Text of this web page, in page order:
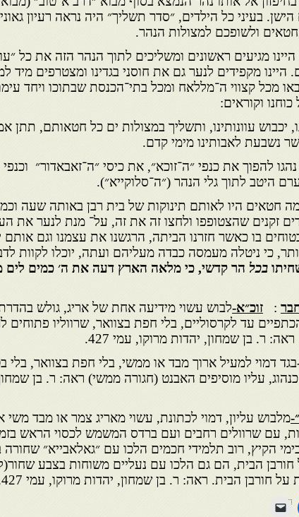
בעיני כל הילדים, ״סדר תשליך״ היה נראה רעיון
ולשופכם למצולות הנהר.
מגיעים ראשונים ומשליכים לתוך הנהר הזה את כל
היינו מקפידים לנער גם את חוסני בגדינו ומצטרפים מיד
מכל קצווי ה־מללאח ומכל בתי־הכנסת שבתוכו ויחד
וקוראים:
יכבוש עוונותינו, ותשליך במצולות ים כל חטאותם, תתן
נשבעת לאבותינו מימי קדם.
להפוך את כנפי ״ה־זוכא״, את כיסי ״ה־זאבאדור״ וכנפי
היטב לתוך גלי הנהר (״ה־סלוקייא״).
חטאים היו לאותם תינוקות של בית רבן באותה שעה
זקנים שהצטופפו ולחצו זה את זה, על־ מנת לנער את
בו כאשר חזרנו הביתה, הרגשנו את עצמנו וגם אותם
כי ניטלה מעמסה כבדה מעליהם ועתה, יוכלו לקוות
בכל הר קדשי, כי מלאה הארץ דעה את ה׳ כמים לים
: זוכ״א-לבוש עשוי מידיעה אחת של אריג, גולש
עד לקרסוליים, בלי חפת בצוואר, שרווליו פתוחים
ר. בן שמחון, יהדות מרוקו, עמי 427.
בגד דמוי למעיל ארוך מבד או ממשי, בלי חפת בצוואר, בלי
עליו מוסיפים האבנט (חגורה ממשי) ראה: ר. בן
מלבוש עליון, דמוי לכתונת, עשוי מאריג צמר או מבד משי
עם שרוולים רחבים ועם ברדס המשמש לכסוי הראש
הקיץ, רוב תלמידי חכמים הלכו עם ״גאלאבייא״ שחורה
חורבן הבית, הם גם הלכו עם נעליים משוחות בצבע
על חורבן הבית. ראה: ר. בן שמחון, יהדות מרוקו, עמי 427.